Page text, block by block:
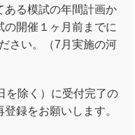
ある模試の年間計画か
の開催１ヶ月前までに
さい。（7月実施の河
を除く）に受付完了の
録をお願いします。